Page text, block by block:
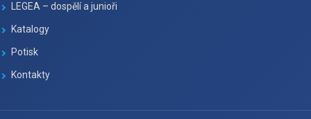
LEGEA – dospělí a junioři
Katalogy
Potisk
Kontakty